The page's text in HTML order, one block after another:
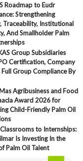
Roadmap to Eudr
Strengthening
Traceability, Institutional
And Smallholder Palm
Group Subsidiaries
Certification, Company
Full Group Compliance By
Agribusiness and Food
Award 2026 for
Child-Friendly Palm Oil
to Internships:
Is Investing In the
Palm Oil Talent